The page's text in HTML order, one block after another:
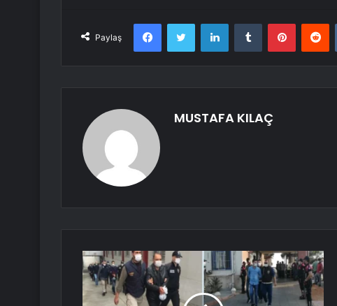
Paylaş
FacebookTwitter LinkedInTumblr Pinterest
MUSTAFA KILAÇ